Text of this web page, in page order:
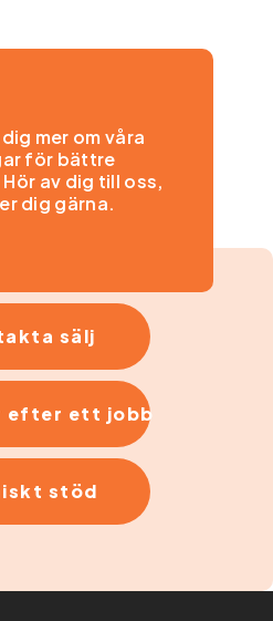
mer om våra
för bättre
av dig till oss,
dig gärna.
sälj
efter ett jobb
stöd